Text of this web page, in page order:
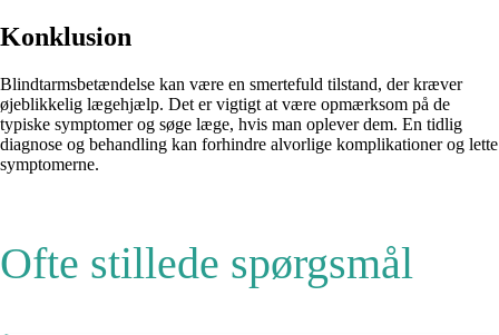
Konklusion
Blindtarmsbetændelse kan være en smertefuld tilstand, der kræver
øjeblikkelig lægehjælp. Det er vigtigt at være opmærksom på de
typiske symptomer og søge læge, hvis man oplever dem. En tidlig
diagnose og behandling kan forhindre alvorlige komplikationer og lette
symptomerne.
Ofte stillede spørgsmål